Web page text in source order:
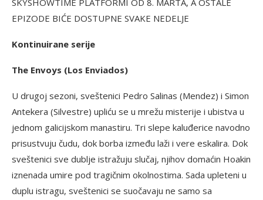
SKYSHOWTIME PLATFORMI OD 8. MARTA, A OSTALE
EPIZODE BIĆE DOSTUPNE SVAKE NEDELJE
Kontinuirane serije
The Envoys (Los Enviados)
U drugoj sezoni, sveštenici Pedro Salinas (Mendez) i Simon
Antekera (Silvestre) upliću se u mrežu misterije i ubistva u
jednom galicijskom manastiru. Tri slepe kaluđerice navodno
prisustvuju čudu, dok borba između laži i vere eskalira. Dok
sveštenici sve dublje istražuju slučaj, njihov domaćin Hoakin
iznenada umire pod tragičnim okolnostima. Sada upleteni u
duplu istragu, sveštenici se suočavaju ne samo sa